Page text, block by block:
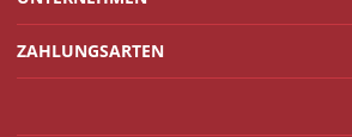
ZAHLUNGSARTEN